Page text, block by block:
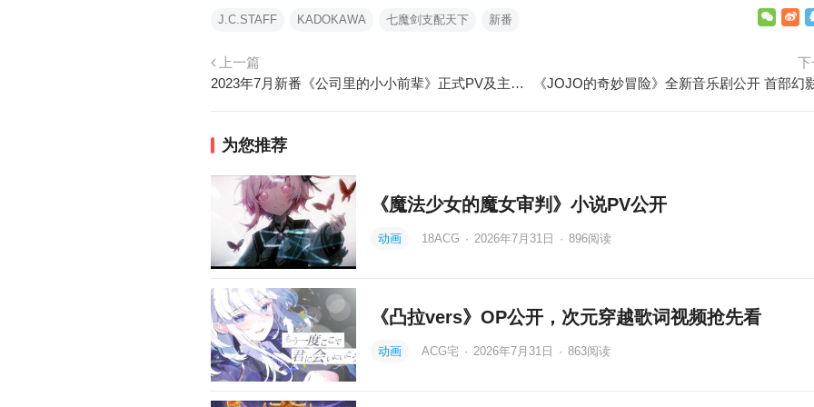
J.C.STAFF KADOKAWA 七魔剑支配天下 新番
上一篇
2023年7月新番《公司里的小小前辈》正式PV及主视觉图公开
下
为您推荐
《魔法少女的魔女审判》小说PV公开
动画 18ACG · 2026年7月31日 · 896阅读
《凸拉vers》OP公开，次元穿越歌词视频抢先看
动画 ACG宅 · 2026年7月31日 · 863阅读